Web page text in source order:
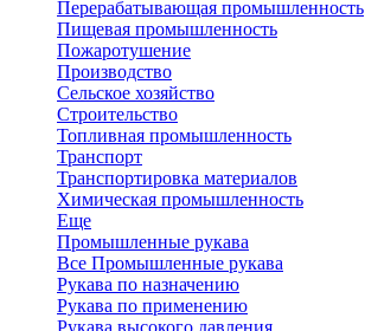
Перерабатывающая промышленность
Пищевая промышленность
Пожаротушение
Производство
Сельское хозяйство
Строительство
Топливная промышленность
Транспорт
Транспортировка материалов
Химическая промышленность
Еще
Промышленные рукава
Все Промышленные рукава
Рукава по назначению
Рукава по применению
Рукава высокого давления